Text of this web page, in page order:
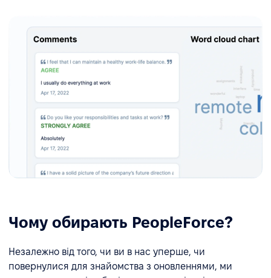
Чому обирають PeopleForce?
Незалежно від того, чи ви в нас уперше, чи
повернулися для знайомства з оновленнями, ми